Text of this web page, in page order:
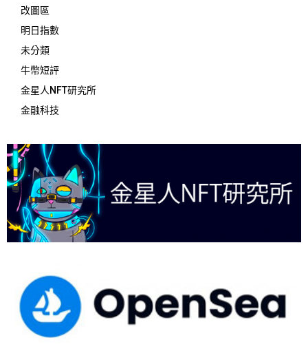
改圖區
明日指數
未分類
牛幣短評
金星人NFT研究所
金融科技